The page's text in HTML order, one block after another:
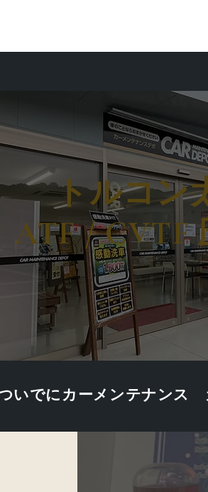
トルコン
​ATF / CVTF
いでにカーメンテナンス